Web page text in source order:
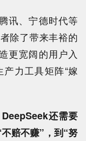
讯、宁德时代等
除了带来丰裕的
更宽阔的用户入
力工具矩阵“嫁
DeepSeek还需要
赔不赚”，到“努